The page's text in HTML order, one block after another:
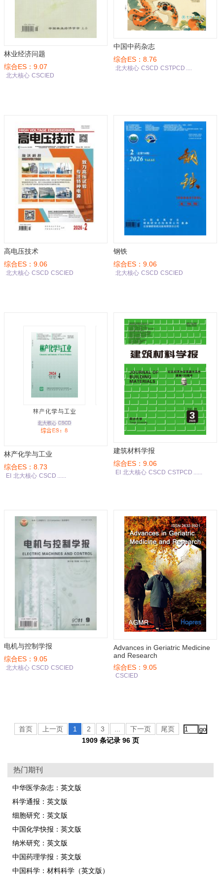
林业经济问题
综合ES：9.07
北大核心 CSCIED
中国中药杂志
综合ES：8.76
北大核心 CSCD CSTPCD
高电压技术
综合ES：9.06
北大核心 CSCD CSCIED
钢铁
综合ES：9.06
北大核心 CSCD CSCIED
林产化学与工业
综合ES：8.73
EI 北大核心 CSCD
建筑材料学报
综合ES：9.06
EI 北大核心 CSCD CSTPCD
电机与控制学报
综合ES：9.05
北大核心 CSCD CSCIED
Advances in Geriatric Medicine
and Research
综合ES：9.05
CSCIED
首页 上一页 1 2 3 下一页
尾页
1909 条记录 96 页
热门期刊
中华医学杂志：英文版
科学通报：英文版
细胞研究：英文版
中国化学快报：英文版
纳米研究：英文版
中国药理学报：英文版
中国科学：材料科学（英文版）